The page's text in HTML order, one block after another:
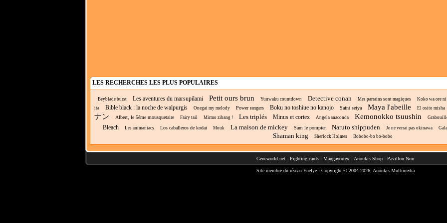
LES RECHERCHES LES PLUS POPULAIRES
Beyblade burst Les aventures du marsupilami Petit ours brun Yuuwaku countdown Detective conan Mes parrains sont magiques
Koko wa ore ni
ita
Bible black : la noche de walpurgis Onegai my melody Power rangers Boku no toshiue no kanojo Saint seiya Maya l'abeille El osito misha
ナン Albert, le 5ème mousquetaire Fairy tail Mirmo zibang ! Les triplés Minus et cortex Angela anaconda Kemonokko tsuushin
Bleach Les animaniacs Los caballeros de kodai Mouk La maison de mickey Sam le pompier Naruto shippuden Je ne verrai pas okinawa
Shaman king Sherlock Holmes Bobobo-bo bo-bobo
Geneworld.net- Fighting cards- Mangavortex- Anoukis Shop- Pavillon Noir
Site membre du réseau Enelye- Copyright © 2004-2026, Anoukis Multimedia